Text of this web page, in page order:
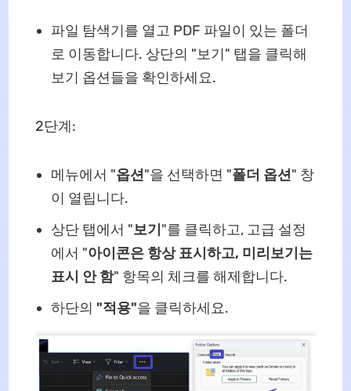
파일 탐색기를 열고 PDF 파일이 있는 폴더
로 이동합니다. 상단의 "보기" 탭을 클릭해
보기 옵션들을 확인하세요.
2단계:
메뉴에서 "옵션"을 선택하면 "폴더 옵션" 창
이 열립니다.
상단 탭에서 "보기"를 클릭하고, 고급 설정
에서 "아이콘은 항상 표시하고, 미리보기는
표시 안 함" 항목의 체크를 해제합니다.
하단의 "적용"을 클릭하세요.